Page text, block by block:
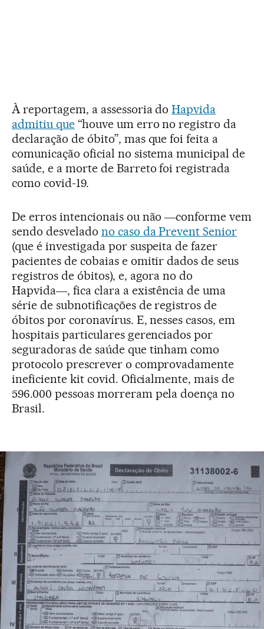
À reportagem, a assessoria doHapvida
admitiu que“houve um erro no registro da
declaração de óbito”, mas que foi feita a
comunicação oficial no sistema municipal de
saúde, e a morte de Barreto foi registrada
como covid-19.
De erros intencionais ou não ―conforme vem
sendo desvelado no caso da Prevent Senior
(que é investigada por suspeita de fazer
pacientes de cobaias e omitir dados de seus
registros de óbitos), e, agora no do
Hapvida―, fica clara a existência de uma
série de subnotificações de registros de
óbitos por coronavírus. E, nesses casos, em
hospitais particulares gerenciados por
seguradoras de saúde que tinham como
protocolo prescrever o comprovadamente
ineficiente kit covid. Oficialmente, mais de
596.000 pessoas morreram pela doença no
Brasil.